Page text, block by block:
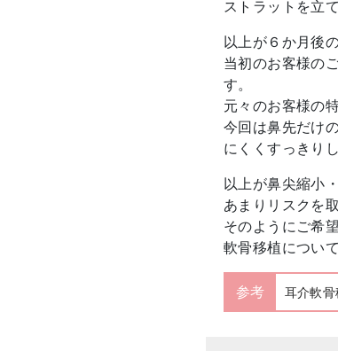
ストラットを立
以上が６か月後
当初のお客様の
す。
元々のお客様の
今回は鼻先だけ
にくくすっきり
以上が鼻尖縮小
あまりリスクを
そのようにご希
軟骨移植につい
参考 耳介軟